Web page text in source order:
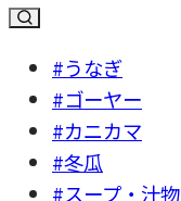
#うなぎ
#ゴーヤー
#カニカマ
#冬瓜
#スープ・汁物